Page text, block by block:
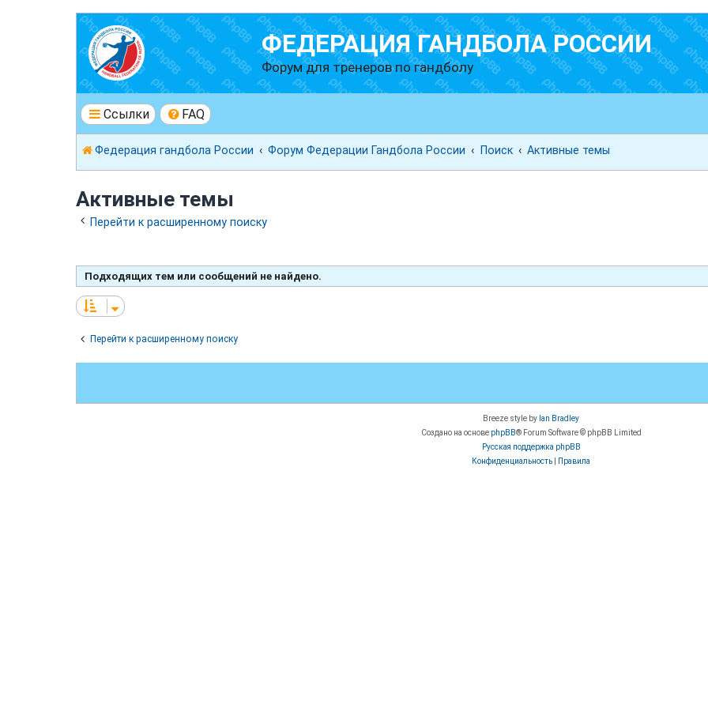
ФЕДЕРАЦИЯ ГАНДБОЛА РОССИИ
Форум для тренеров по гандболу
Ссылки FAQ
Федерация гандбола России Форум Федерации Гандбола России Поиск Активные темы
Активные темы
Перейти к расширенному поиску
Подходящих тем или сообщений не найдено.
Перейти к расширенному поиску
Breeze style by Ian Bradley
Создано на основе phpBB® Forum Software © phpBB Limited
Русская поддержка phpBB
Конфиденциальность
Правила